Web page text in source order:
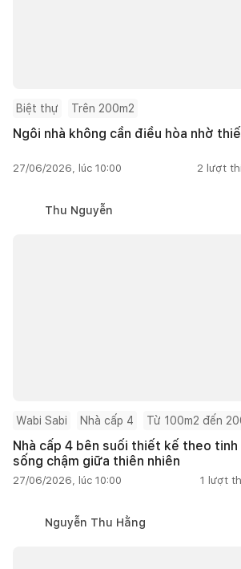
Biệt thự Trên 200m2
Ngôi nhà không cần điều hòa nhờ
27/06/2026, lúc 10:00 2 lượt
Thu Nguyễn
Wabi Sabi Nhà cấp 4 Từ 100m2 đến
Nhà cấp 4 bên suối thiết kế theo tinh
sống chậm giữa thiên nhiên
27/06/2026, lúc 10:00 1 lượt
Nguyễn Thu Hằng